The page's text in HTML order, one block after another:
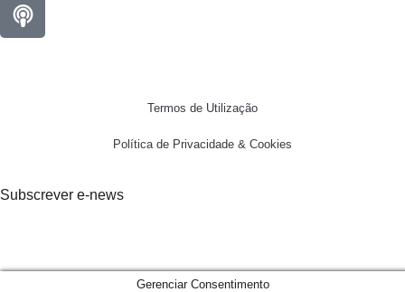
Termos de Utilização
Política de Privacidade & Cookies
Subscrever e-news
Gerenciar Consentimento